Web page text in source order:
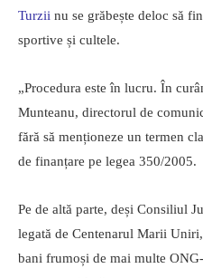
Turzii nu se grăbește deloc să
sportive și cultele.
„Procedura este în lucru. În
Munteanu, directorul de
fără să menționeze un termen
de finanțare pe legea 350/2005.
Pe de altă parte, deși Consiliul
legată de Centenarul Marii
bani frumoși de mai multe